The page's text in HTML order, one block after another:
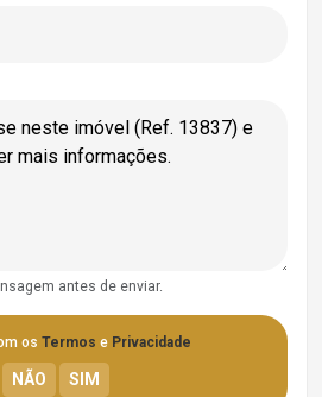
antes de enviar.
os Termos e Privacidade